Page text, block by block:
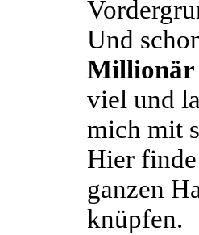
Und
Millionär
viel und
mich mit
Hier
ganzen
knüpfen.